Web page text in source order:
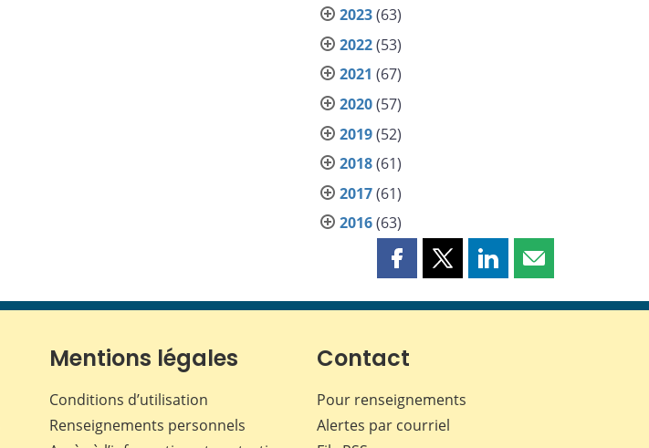
2023(63)
2022(53)
2021 (67)
2020(57)
2019(52)
2018(61)
2017(61)
2016(63)
Partager
page
Facebook
Partager
page
Partager
page
Partager
page
Mentions légales
Conditions d’utilisation
Renseignements personnels
Contact
Pour renseignements
Alertes par courriel